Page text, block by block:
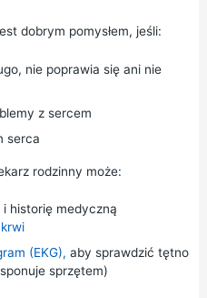
dobrym pomysłem, jeśli:
nie poprawia się ani nie
z sercem
serca
rodzinny może:
historię medyczną
(EKG), aby sprawdzić tętno
sprzętem)